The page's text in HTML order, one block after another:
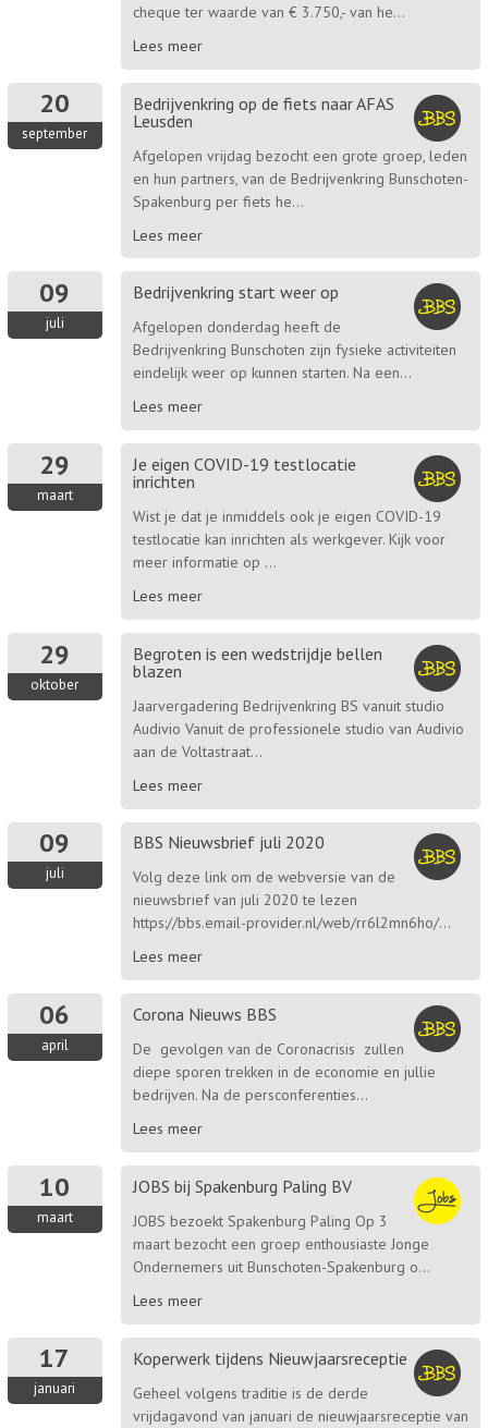
cheque ter waarde van € 3.750,- van he...
Lees meer
Bedrijvenkring op de fiets naar AFAS
Leusden
Afgelopen vrijdag bezocht een grote groep, leden
en hun partners, van de Bedrijvenkring Bunschoten-
Spakenburg per fiets he...
Lees meer
20
september
Bedrijvenkring start weer op
Afgelopen donderdag heeft de
Bedrijvenkring Bunschoten zijn fysieke activiteiten
eindelijk weer op kunnen starten. Na een...
Lees meer
09
juli
Je eigen COVID-19 testlocatie
inrichten
Wist je dat je inmiddels ook je eigen COVID-19
testlocatie kan inrichten als werkgever. Kijk voor
meer informatie op ...
Lees meer
29
maart
Begroten is een wedstrijdje bellen
blazen
Jaarvergadering Bedrijvenkring BS vanuit studio
Audivio Vanuit de professionele studio van Audivio
aan de Voltastraat...
Lees meer
29
oktober
BBS Nieuwsbrief juli 2020
Volg deze link om de webversie van de
nieuwsbrief van juli 2020 te lezen
https://bbs.email-provider.nl/web/rr6l2mn6ho/...
Lees meer
09
juli
Corona Nieuws BBS
De gevolgen van de Coronacrisis zullen
diepe sporen trekken in de economie en jullie
bedrijven. Na de persconferenties...
Lees meer
06
april
JOBS bij Spakenburg Paling BV
JOBS bezoekt Spakenburg Paling Op 3
maart bezocht een groep enthousiaste Jonge
Ondernemers uit Bunschoten-Spakenburg o...
Lees meer
10
maart
Koperwerk tijdens Nieuwjaarsreceptie
Geheel volgens traditie is de derde
vrijdagavond van januari de nieuwjaarsreceptie van
17
januari